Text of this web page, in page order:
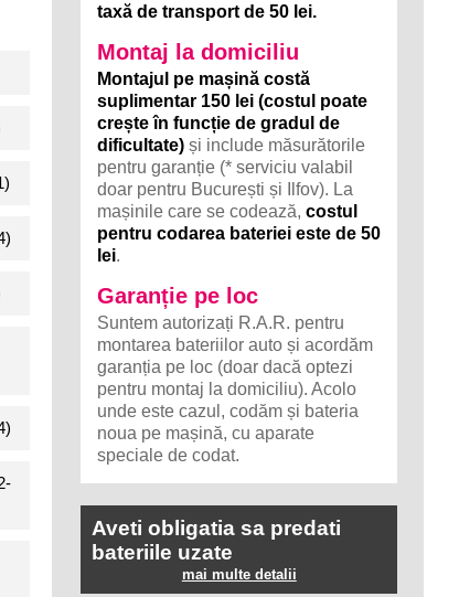
taxă de transport de 50 lei.
Montaj la domiciliu
Montajul pe mașină costă
suplimentar 150 lei (costul poate
crește în funcție de gradul de
dificultate) și include măsurătorile
pentru garanție (* serviciu valabil
doar pentru București și Ilfov). La
mașinile care se codează,costul
pentru codarea bateriei este de 50
lei.
Garanție pe loc
Suntem autorizați R.A.R. pentru
montarea bateriilor auto și acordăm
garanția pe loc (doar dacă optezi
pentru montaj la domiciliu). Acolo
unde este cazul, codăm și bateria
noua pe mașină, cu aparate
speciale de codat.
Aveti obligatia sa predati
bateriile uzate
mai multe detalii